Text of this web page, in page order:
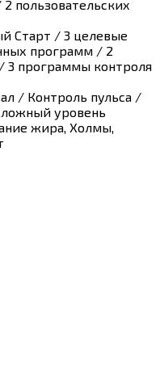
пользовательских
Старт / 3 целевые
программ / 2
3 программы контроля
/ Контроль пульса /
уровень
жира, Холмы,